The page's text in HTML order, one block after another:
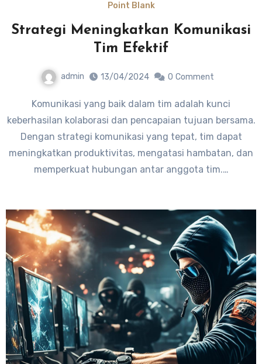
Point Blank
Strategi Meningkatkan Komunikasi
Tim Efektif
admin 13/04/2024 0 Comment
Komunikasi yang baik dalam tim adalah kunci
keberhasilan kolaborasi dan pencapaian tujuan bersama.
Dengan strategi komunikasi yang tepat, tim dapat
meningkatkan produktivitas, mengatasi hambatan, dan
memperkuat hubungan antar anggota tim.…